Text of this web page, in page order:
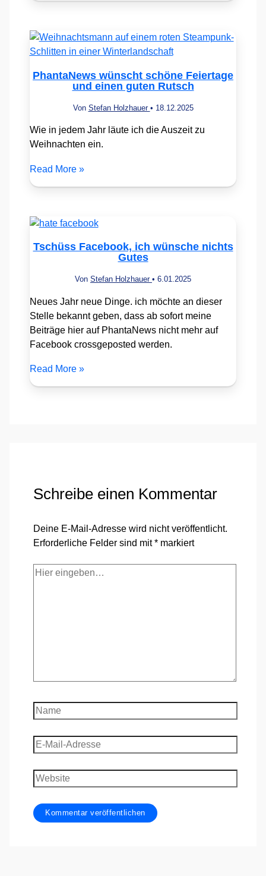
PhantaNews wünscht schöne Feiertage
und einen guten Rutsch
Von Stefan Holzhauer • 18.12.2025
Wie in jedem Jahr läute ich die Auszeit zu
Weihnachten ein.
Read More »
Tschüss Facebook, ich wünsche nichts
Gutes
Von Stefan Holzhauer • 6.01.2025
Neues Jahr neue Dinge. ich möchte an dieser
Stelle bekannt geben, dass ab sofort meine
Beiträge hier auf PhantaNews nicht mehr auf
Facebook crossgeposted werden.
Read More »
Schreibe einen Kommentar
Deine E-Mail-Adresse wird nicht veröffentlicht.
Erforderliche Felder sind mit* markiert
Hier
Name
E-
Mail-
Adresse
Website